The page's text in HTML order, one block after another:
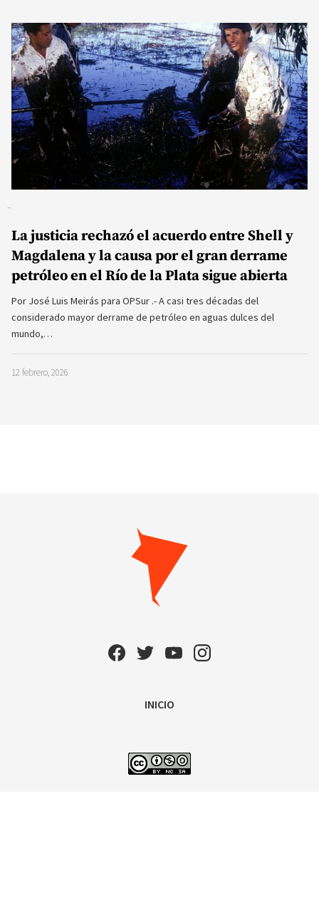
La justicia rechazó el acuerdo entre Shell y
Magdalena y la causa por el gran derrame
petróleo en el Río de la Plata sigue abierta
Por José Luis Meirás para OPSur .- A casi tres décadas del
considerado mayor derrame de petróleo en aguas dulces del
mundo,…
12 febrero, 2026
INICIO